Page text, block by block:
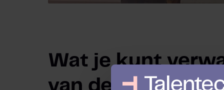
Wat je kunt
van de checklist: